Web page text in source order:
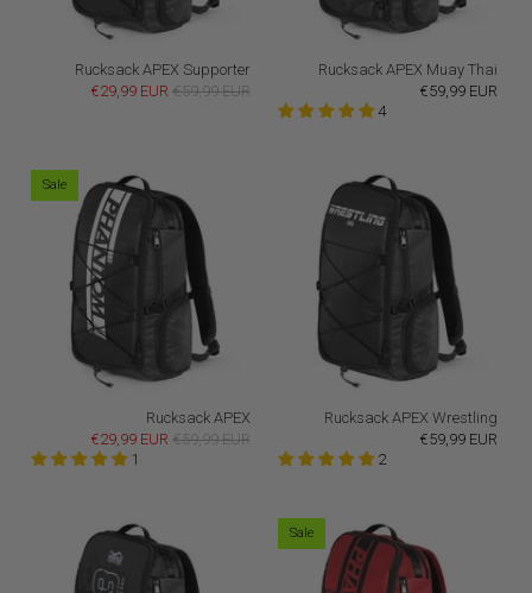
Rucksack APEX Supporter
€29,99 EUR €59,99 EUR
Rucksack APEX Muay Thai
€59,99 EUR
4
Sale
Rucksack APEX
€29,99 EUR €59,99 EUR
1
Rucksack APEX Wrestling
€59,99 EUR
2
Sale